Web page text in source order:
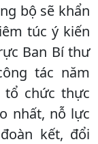
bộ sẽ khẩn
túc ý kiến
Ban Bí thư
tác năm
tổ chức thực
nhất, nỗ lực
kết, đổi